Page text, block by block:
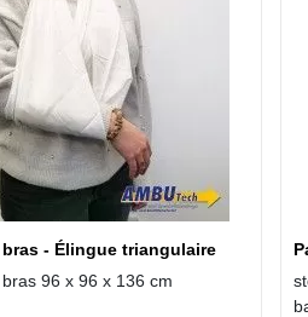
- Élingue triangulaire
96 x 96 x 136 cm